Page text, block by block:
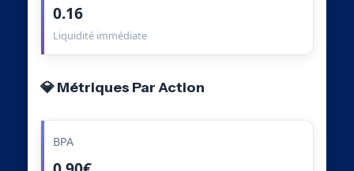
0.16
Liquidité immédiate
💎 Métriques Par Action
BPA